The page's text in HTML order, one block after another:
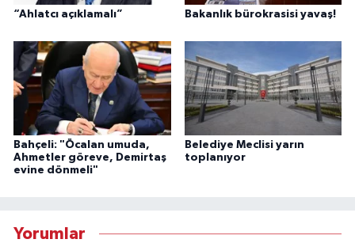
“Ahlatcı açıklamalı” Bakanlık bürokrasisi yavaş!
Bahçeli: "Öcalan umuda,
Ahmetler göreve, Demirtaş
evine dönmeli"
Belediye Meclisi yarın
toplanıyor
Yorumlar